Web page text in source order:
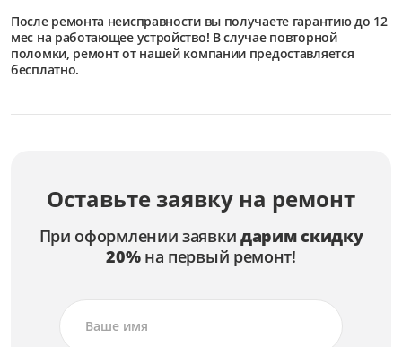
После ремонта неисправности вы получаете гарантию до 12
мес на работающее устройство! В случае повторной
поломки, ремонт от нашей компании предоставляется
бесплатно.
Оставьте заявку на ремонт
При оформлении заявки дарим скидку
20%на первый ремонт!